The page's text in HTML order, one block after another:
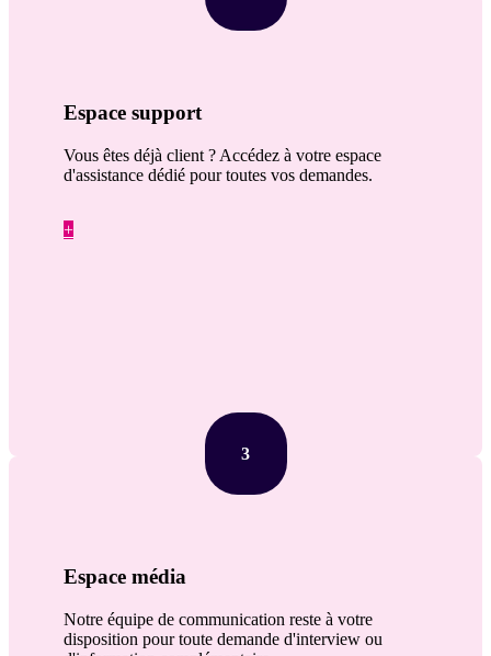
Espace support
Vous êtes déjà client ? Accédez à votre espace
d'assistance dédié pour toutes vos demandes.
+
3
Espace média
Notre équipe de communication reste à votre
disposition pour toute demande d'interview ou